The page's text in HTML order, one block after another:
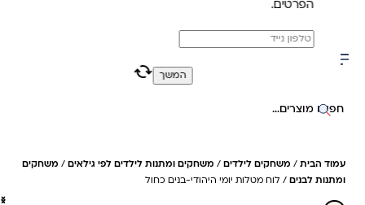
חיפוש באתר
עמוד הבית/משחקים לילדים/משחקים ומתנות לילדים לפי גילאים/משחקים
ומתנות לבנים/ לוח מטלות יומי היהודי-בנים כחול
הפרטים.
המשך